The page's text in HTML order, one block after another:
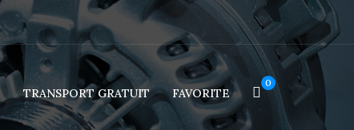
TRANSPORT GRATUIT FAVORITE
0